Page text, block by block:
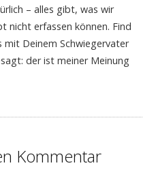
– alles gibt, was wir
nicht erfassen können. Find
Deinem Schwiegervater
der ist meiner Meinung
Kommentar